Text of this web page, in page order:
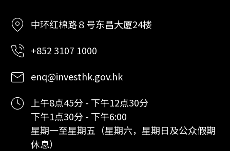
中环红棉路８号东昌大厦24楼
+852 3107 1000
enq@investhk.gov.hk
上午8点45分 - 下午12点30分
下午1点30分 - 下午6:00
星期一至星期五（星期六，星期日及公众假期
休息）